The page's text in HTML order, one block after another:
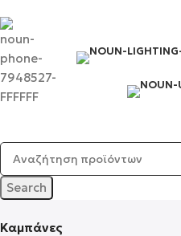
Search
Καμπάνες